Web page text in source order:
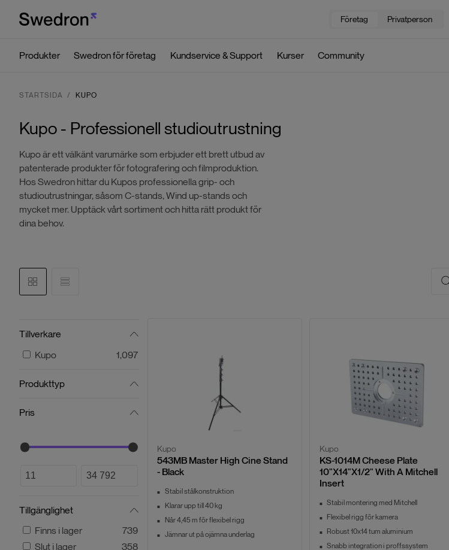
Företag Privatperson
Produkter Swedron för företag Kundservice & Support Kurser Community
STARTSIDA KUPO
Kupo - Professionell studioutrustning
Kupo är ett välkänt varumärke som erbjuder ett brett utbud av
patenterade produkter för fotografering och filmproduktion.
Hos Swedron hittar du Kupos professionella grip- och
studioutrustningar, såsom C-stands, Wind up-stands och
mycket mer. Upptäck vårt sortiment och hitta rätt produkt för
dina behov.
Tillverkare
Kupo
1,097
Produkttyp
Pris
Tillgänglighet
Finns i lager
739
Slut i lager
358
Kupo
543MB Master High Cine Stand
- Black
Stabil stålkonstruktion
Klarar upp till 40 kg
Når 4,45 m för flexibel rigg
Jämnar ut på ojämna underlag
Kupo
KS-1014M Cheese Plate
10"X14"X1/2" With A Mitchell
Insert
Stabil montering med Mitchell
Flexibel rigg för kamera
Robust 10x14 tum aluminium
Snabb integration i proffssystem